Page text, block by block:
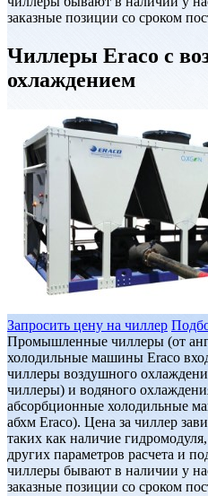
заказные позиции со сроком
Чиллеры Eraco с
охлаждением
Запросить цену на чиллер
Промышленные чиллеры (от
холодильные машины Eraco
чиллеры воздушного
чиллеры) и водяного
абсорбционные холодильные
абхм Eraco). Цена за чиллер
таких как наличие
других параметров расчета и
чиллеры бывают в наличии у
заказные позиции со сроком